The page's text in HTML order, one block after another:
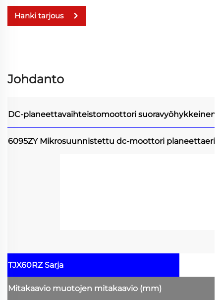
Hanki tarjous
Johdanto
DC-planeettavaihteistomoottori suoravyöhykkeinen
6095ZY Mikrosuunnistettu dc-moottori
TJX60RZ Sarja
Mitakaavio muotojen mitakaavio (mm)